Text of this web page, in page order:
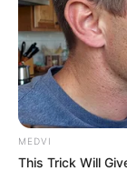
If Looks
Top
BRAINBERRIES
เรื่องอื่นๆ
MEDVI
This Trick Will